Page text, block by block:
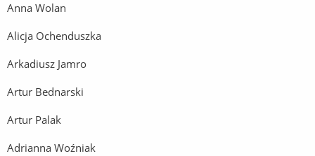
Anna Wolan
Alicja Ochenduszka
Arkadiusz Jamro
Artur Bednarski
Artur Palak
Adrianna Woźniak